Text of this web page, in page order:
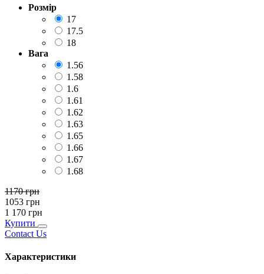
Розмір
17
17.5
18
Вага
1.56
1.58
1.6
1.61
1.62
1.63
1.65
1.66
1.67
1.68
1170грн
1053 грн
1 170 грн
Купити
Contact Us
Характеристики